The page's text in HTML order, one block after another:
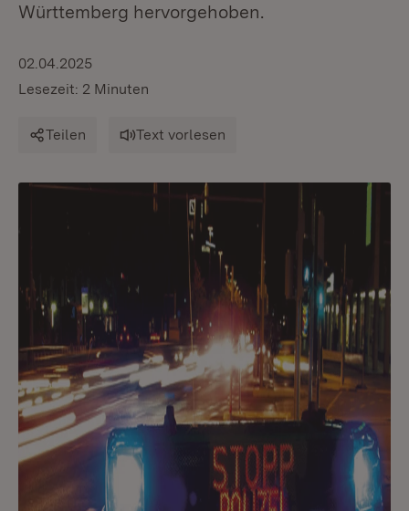
Württemberg hervorgehoben.
02.04.2025
Lesezeit: 2 Minuten
Teilen Text vorlesen